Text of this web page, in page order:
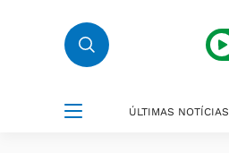
ÚLTIMAS NOTÍCIAS